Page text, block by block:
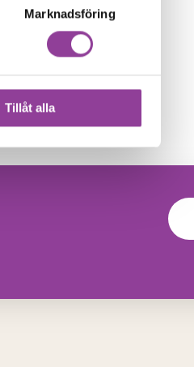
Marknadsföring
Tillåt alla